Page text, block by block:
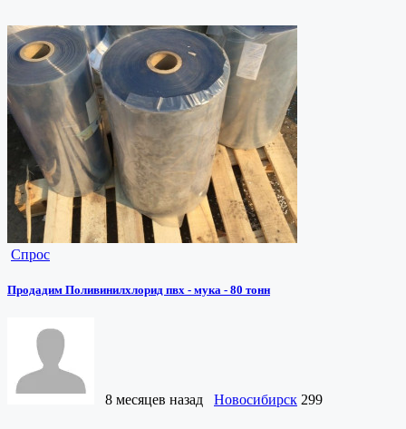
Спрос
Продадим Поливинилхлорид пвх - мука - 80 тонн
8 месяцев назад Новосибирск 299